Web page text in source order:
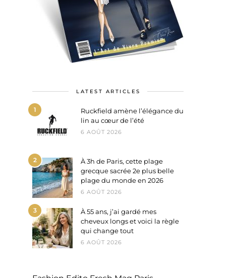
LATEST ARTICLES
1
Ruckfield amène l’élégance du
lin au cœur de l’été
6 AOÛT 2026
2
À 3h de Paris, cette plage
grecque sacrée 2e plus belle
plage du monde en 2026
6 AOÛT 2026
3
À 55 ans, j’ai gardé mes
cheveux longs et voici la règle
qui change tout
6 AOÛT 2026